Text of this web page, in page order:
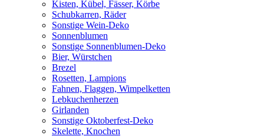
Kisten, Kübel, Fässer, Körbe
Schubkarren, Räder
Sonstige Wein-Deko
Sonnenblumen
Sonstige Sonnenblumen-Deko
Bier, Würstchen
Brezel
Rosetten, Lampions
Fahnen, Flaggen, Wimpelketten
Lebkuchenherzen
Girlanden
Sonstige Oktoberfest-Deko
Skelette, Knochen